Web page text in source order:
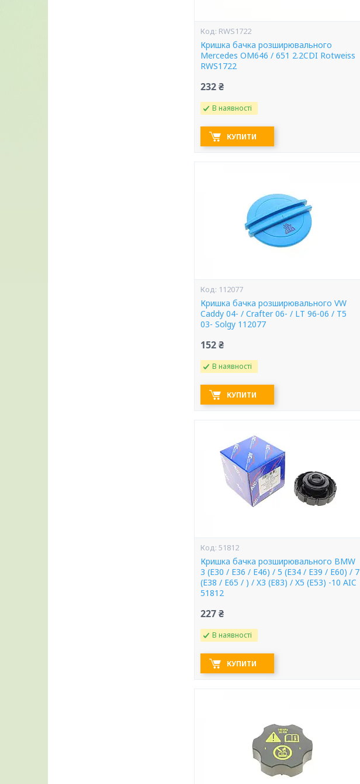
RWS1722
Кришка бачка розширювального
Mercedes OM646 / 651 2.2CDI Rotweiss
RWS1722
232 ₴
В наявності
КУПИТИ
112077
Кришка бачка розширювального VW
Caddy 04- / Crafter 06- / LT 96-06 / T5
03- Solgy 112077
152 ₴
В наявності
КУПИТИ
51812
Кришка бачка розширювального BMW
3 (E30 / E36 / E46) / 5 (E34 / E39 / E60) / 7
(E38 / E65 / ) / X3 (E83) / X5 (E53) -10 AIC
51812
227 ₴
В наявності
КУПИТИ